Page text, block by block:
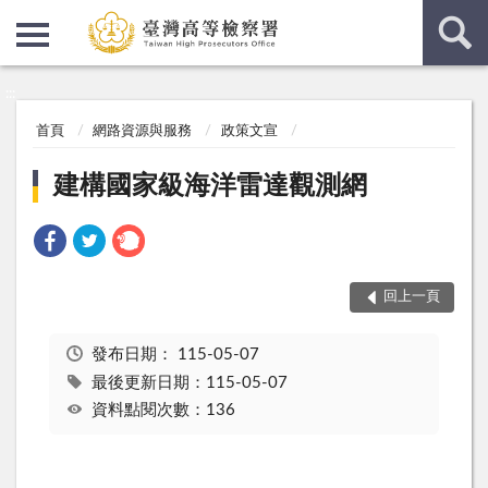
首頁 網路資源與服務 政策文宣
建構國家級海洋雷達觀測網
回上一頁
發布日期： 115-05-07
最後更新日期：115-05-07
資料點閱次數：136